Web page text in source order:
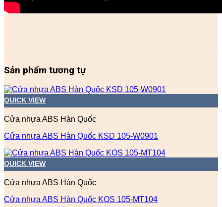
Sản phẩm tương tự
QUICK VIEW
Cửa nhựa ABS Hàn Quốc
Cửa nhựa ABS Hàn Quốc KSD 105-W0901
QUICK VIEW
Cửa nhựa ABS Hàn Quốc
Cửa nhựa ABS Hàn Quốc KOS 105-MT104